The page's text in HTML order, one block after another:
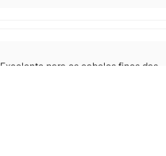
Excelente para os cabelos finos das